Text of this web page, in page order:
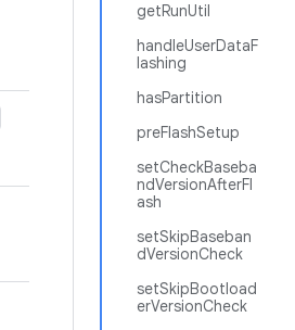
getRunUtil
handleUserDataF
lashing
hasPartition
preFlashSetup
setCheckBaseba
ndVersionAfterFl
ash
setSkipBaseban
dVersionCheck
setSkipBootload
erVersionCheck